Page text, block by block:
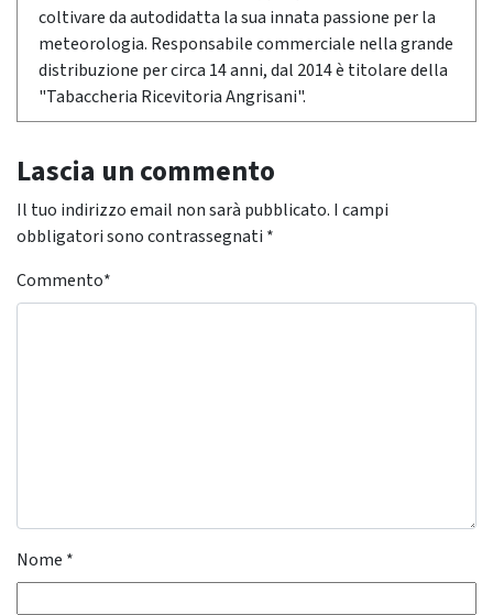
coltivare da autodidatta la sua innata passione per la
meteorologia. Responsabile commerciale nella grande
distribuzione per circa 14 anni, dal 2014 è titolare della
"Tabaccheria Ricevitoria Angrisani".
Lascia un commento
Il tuo indirizzo email non sarà pubblicato. I campi
obbligatori sono contrassegnati *
Commento*
Nome *